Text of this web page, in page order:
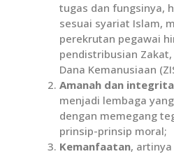
tugas dan fungsinya,
sesuai syariat Islam,
perekrutan pegawai
pendistribusian
Dana Kemanusiaan
Amanah dan
menjadi lembaga
dengan memegang
prinsip-prinsip moral;
Kemanfaatan,